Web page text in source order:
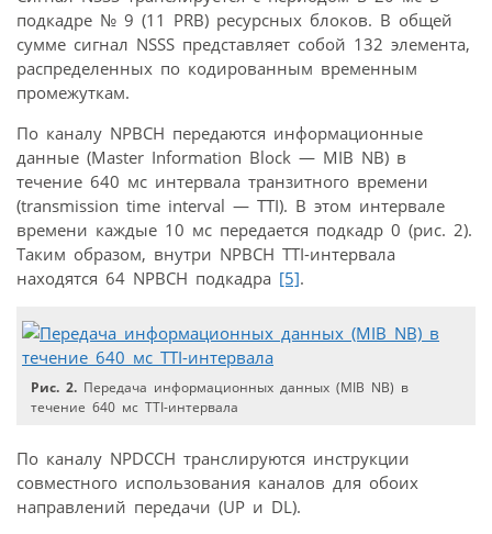
подкадре № 9 (11 PRB) ресурсных блоков. В общей
сумме сигнал NSSS представляет собой 132 элемента,
распределенных по кодированным временным
промежуткам.
По каналу NPBCH передаются информационные
данные (Master Information Block — MIB NB) в
течение 640 мс интервала транзитного времени
(transmission time interval — TTI). В этом интервале
времени каждые 10 мс передается подкадр 0 (рис. 2).
Таким образом, внутри NPBCH TTI-интервала
находятся 64 NPBCH подкадра [5].
Рис. 2. Передача информационных данных (MIB NB) в
течение 640 мс TTI-интервала
По каналу NPDCCH транслируются инструкции
совместного использования каналов для обоих
направлений передачи (UP и DL).